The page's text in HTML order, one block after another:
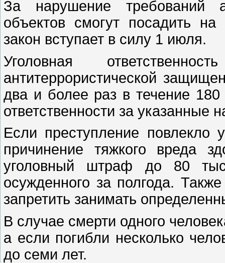
За нарушение требований
объектов смогут посадить
закон вступает в силу 1 июля.
Уголовная
антитеррористической
два и более раз в течение
ответственности за указанные
Если преступление
причинение тяжкого вреда
уголовный штраф до 80
осужденного за полгода.
запретить занимать
В случае смерти одного
а если погибли несколько
до семи лет.